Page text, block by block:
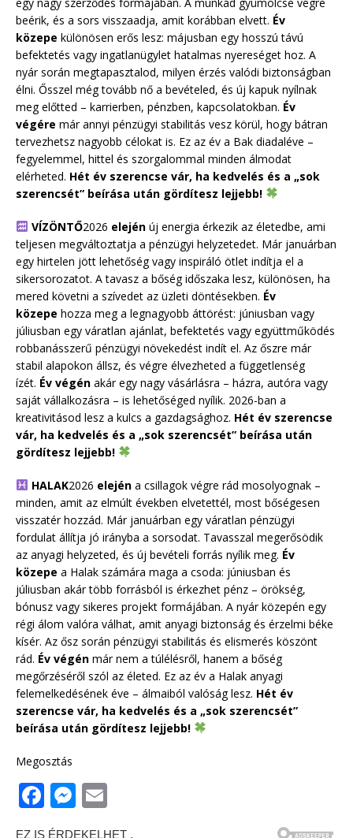
beérik, és a sors visszaadja, amit korábban elvett. Év
közepe különösen erős lesz: májusban egy hosszú távú
befektetés vagy ingatlanügylet hatalmas nyereséget hoz. A
nyár során megtapasztalod, milyen érzés valódi biztonságban
élni. Ősszel még tovább nő a bevételed, és új kapuk nyílnak
meg előtted – karrierben, pénzben, kapcsolatokban. Év
végére már annyi pénzügyi stabilitás vesz körül, hogy bátran
tervezhetsz nagyobb célokat is. Ez az év a Bak diadaléve –
fegyelemmel, hittel és szorgalommal minden álmodat
elérheted. Hét év szerencse vár, ha kedvelés és a „sok
szerencsét” beírása után gördítesz lejjebb!
VÍZÖNTŐ2026 elejénúj energia érkezik az életedbe, ami
teljesen megváltoztatja a pénzügyi helyzetedet. Már januárban
egy hirtelen jött lehetőség vagy inspiráló ötlet indítja el a
sikersorozatot. A tavasz a bőség időszaka lesz, különösen, ha
mered követni a szívedet az üzleti döntésekben. Év
közepe hozza meg a legnagyobb áttörést: júniusban vagy
júliusban egy váratlan ajánlat, befektetés vagy együttműködés
robbanásszerű pénzügyi növekedést indít el. Az őszre már
stabil alapokon állsz, és végre élvezheted a függetlenség
ízét. Év végén akár egy nagy vásárlásra – házra, autóra vagy
saját vállalkozásra – is lehetőséged nyílik. 2026-ban a
kreativitásod lesz a kulcs a gazdagsághoz. Hét év szerencse
vár, ha kedvelés és a „sok szerencsét” beírása után
gördítesz lejjebb!
HALAK2026 elejéna csillagok végre rád mosolyognak –
minden, amit az elmúlt években elvetettél, most bőségesen
visszatér hozzád. Már januárban egy váratlan pénzügyi
fordulat állítja jó irányba a sorsodat. Tavasszal megerősödik
az anyagi helyzeted, és új bevételi forrás nyílik meg. Év
közepe a Halak számára maga a csoda: júniusban és
júliusban akár több forrásból is érkezhet pénz – örökség,
bónusz vagy sikeres projekt formájában. A nyár közepén egy
régi álom valóra válhat, amit anyagi biztonság és érzelmi béke
kísér. Az ősz során pénzügyi stabilitás és elismerés köszönt
rád. Év végén már nem a túlélésről, hanem a bőség
megőrzéséről szól az életed. Ez az év a Halak anyagi
felemelkedésének éve – álmaiból valóság lesz. Hét év
szerencse vár, ha kedvelés és a „sok szerencsét”
beírása után gördítesz lejjebb!
Megosztás
F
a
M